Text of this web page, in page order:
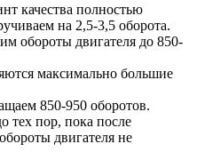
качества полностью
на 2,5-3,5 оборота.
обороты двигателя до 850-
максимально большие
850-950 оборотов.
тех пор, пока после
двигателя не